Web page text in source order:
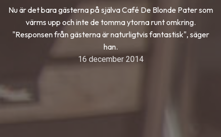
Nu är det bara gästerna på själva Café De Blonde Pater som
värms upp och inte de tomma ytorna runt omkring.
"Responsen från gästerna är naturligtvis fantastisk", säger
han.
16 december 2014